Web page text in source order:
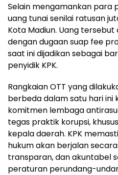
Selain mengamankan para
uang tunai senilai ratusan
Kota Madiun. Uang
dengan dugaan suap fee
saat ini dijadikan sebagai
penyidik KPK.
Rangkaian OTT yang
berbeda dalam satu hari ini
komitmen lembaga
tegas praktik korupsi,
kepala daerah. KPK
hukum akan berjalan
transparan, dan akuntabel
peraturan perundang-